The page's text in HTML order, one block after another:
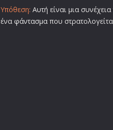
Υπόθεση: Αυτή είναι μια
ένα φάντασμα που